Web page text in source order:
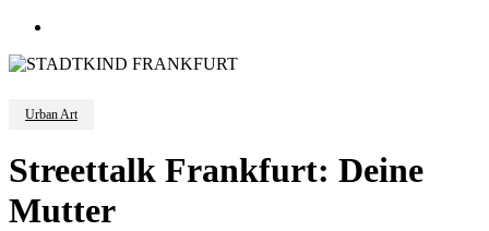
Urban Art
Streettalk Frankfurt: Deine
Mutter